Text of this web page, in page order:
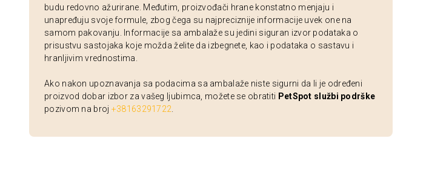
budu redovno ažurirane. Međutim, proizvođači hrane konstatno menjaju i
unapređuju svoje formule, zbog čega su najpreciznije informacije uvek one na
samom pakovanju. Informacije sa ambalaže su jedini siguran izvor podataka o
prisustvu sastojaka koje možda želite da izbegnete, kao i podataka o sastavu i
hranljivim vrednostima.
Ako nakon upoznavanja sa podacima sa ambalaže niste sigurni da li je određeni
proizvod dobar izbor za vašeg ljubimca, možete se obratiti PetSpot službi podrške
pozivom na broj +38163291722